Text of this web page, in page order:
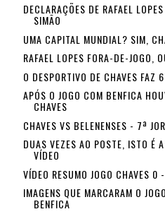
DECLARAÇÕES DE RAFAEL
SIMÃO
UMA CAPITAL MUNDIAL? SIM,
RAFAEL LOPES FORA-DE-JOGO,
O DESPORTIVO DE CHAVES FAZ
APÓS O JOGO COM BENFICA
CHAVES
CHAVES VS BELENENSES - 7ª
DUAS VEZES AO POSTE, ISTO É
VÍDEO
VÍDEO RESUMO JOGO CHAVES 0
IMAGENS QUE MARCARAM O
BENFICA